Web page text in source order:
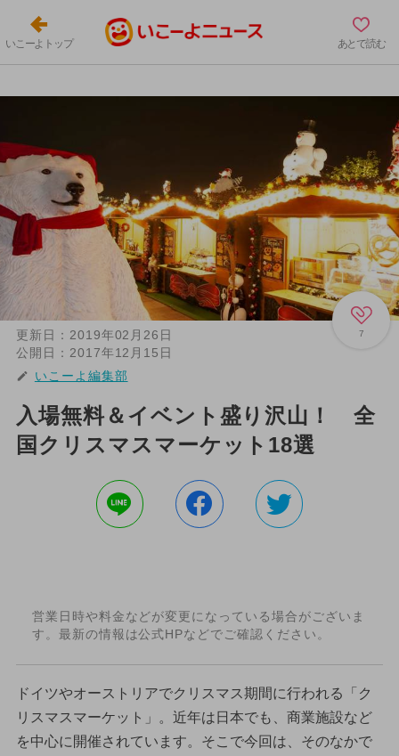
いこーよトップ あとで読む
7
更新日： 2019年02月26日
公開日： 2017年12月15日
いこーよ編集部
入場無料＆イベント盛り沢山！ 全
国クリスマスマーケット18選
営業日時や料金などが変更になっている場合がございま
す。最新の情報は公式HPなどでご確認ください。
ドイツやオーストリアでクリスマス期間に行われる「ク
リスマスマーケット」。近年は日本でも、商業施設など
を中心に開催されています。そこで今回は、そのなかで